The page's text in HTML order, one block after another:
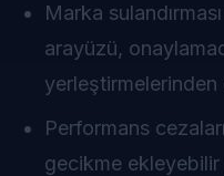
Marka
arayüzü,
yerleştirmelerinden
Performans
gecikme